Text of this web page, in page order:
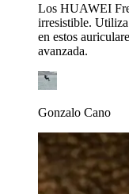
Los HUAWEI
irresistible.
en estos
avanzada.
Gonzalo Cano